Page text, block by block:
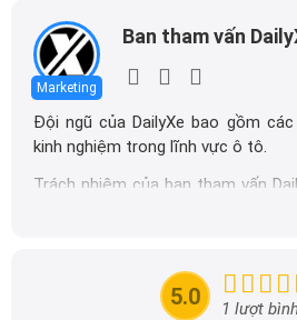
Marketing
Ban tham vấn
Đội ngũ của DailyXe bao gồm
kinh nghiệm trong lĩnh vực ô tô.
Trách nhiệm của ban tham vấn
tin chính xác được đăng tải trên
tin nhanh chóng và dễ dàng hơn.
5.0 1 lượt